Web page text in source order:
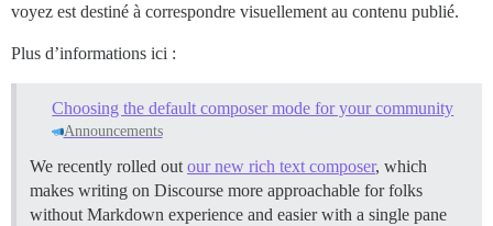
voyez est destiné à correspondre visuellement au contenu publié.
Plus d’informations ici :
Choosing the default composer mode for your community
Announcements
We recently rolled out our new rich text composer, which
makes writing on Discourse more approachable for folks
without Markdown experience and easier with a single pane